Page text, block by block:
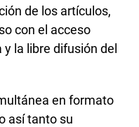
de los artículos,
con el acceso
la libre difusión del
en formato
así tanto su